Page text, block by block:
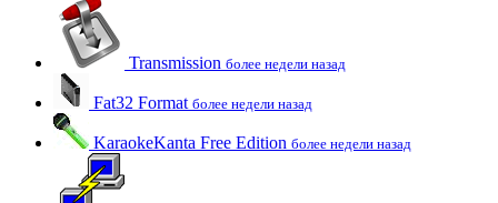
Transmission более недели назад
Fat32 Format более недели назад
KaraokeKanta Free Edition более недели назад